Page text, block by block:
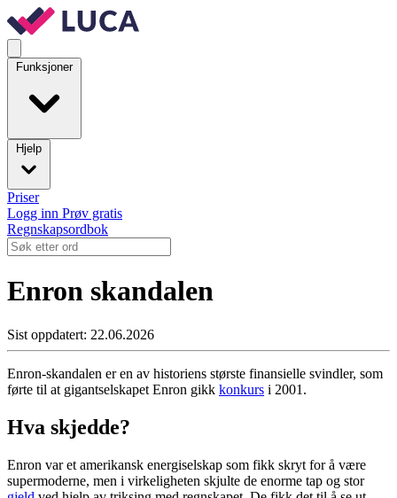
Funksjoner
Hjelp
Priser
Logg inn Prøv gratis
Regnskapsordbok
Enron skandalen
Sist oppdatert: 22.06.2026
Enron-skandalen er en av historiens største finansielle svindler, som
førte til at gigantselskapet Enron gikk konkurs i 2001.
Hva skjedde?
Enron var et amerikansk energiselskap som fikk skryt for å være
supermoderne, men i virkeligheten skjulte de enorme tap og stor